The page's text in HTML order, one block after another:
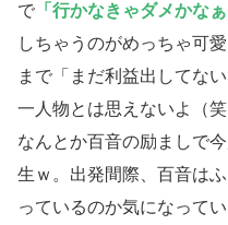
で 「行かなきゃダメかなぁ
しちゃうのがめっちゃ可
まで「まだ利益出してな
一人物とは思えないよ（笑
なんとか百音の励ましで
生ｗ。出発間際、百音は
っているのか気になって